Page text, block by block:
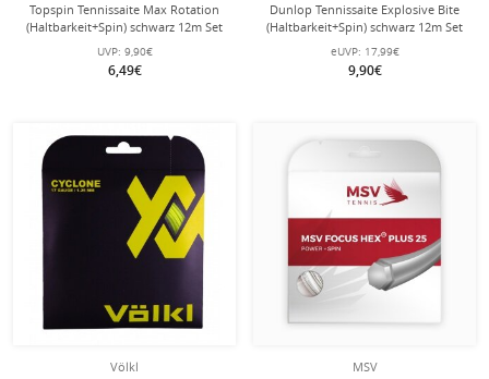
Topspin Tennissaite Max Rotation
(Haltbarkeit+Spin) schwarz 12m Set
UVP: 9,90€
6,49€
Dunlop Tennissaite Explosive Bite
(Haltbarkeit+Spin) schwarz 12m Set
eUVP: 17,99€
9,90€
Völkl
MSV